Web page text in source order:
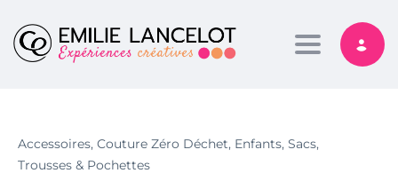
Toggle
Accessoires, Couture Zéro Déchet, Enfants, Sacs,
Trousses & Pochettes